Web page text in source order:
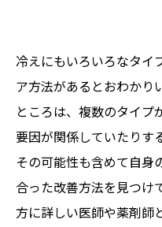
冷えにもいろいろなタイ
ア方法があるとおわかり
ところは、複数のタイプ
要因が関係していたりす
その可能性も含めて自身
合った改善方法を見つけ
方に詳しい医師や薬剤師